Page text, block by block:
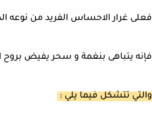
فعلى غرار الاحساس الفريد من نوعه
فإنه يتباهى بنغمة و سحر يفيض بروح
والتي تتشكل فيما يلي :